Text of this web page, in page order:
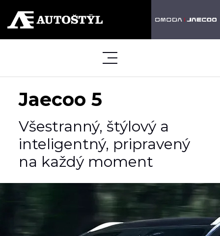
Jaecoo 5
Všestranný, štýlový a
inteligentný, pripravený
na každý moment